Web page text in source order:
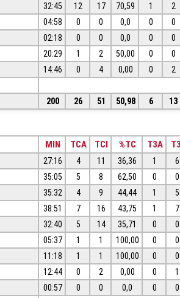
32:45 12 17 70,59 1
2
04:58 0 0 0,0 0
0
02:18 0 0 0,0 0
0
20:29 1 2 50,00 0
0
14:46 0 4 0,00 0
2
200 26 51 50,98 6 13
MIN TCA TCI %TC T3A
27:16 4 11 36,36 1
6
35:05 5 8 62,50 0
0
35:32 4 9 44,44 1
5
38:51 7 16 43,75 1
7
32:40 5 14 35,71 0
0
05:37 1 1 100,00 0
0
11:18 1 1 100,00 0
0
12:44 0 2 0,00 0
1
00:57 0 0 0,0 0
0